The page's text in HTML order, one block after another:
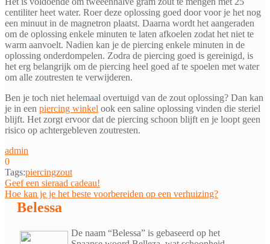
centiliter heet water. Roer deze oplossing goed door voor je het nog
een minuut in de magnetron plaatst. Daarna wordt het aangeraden
om de oplossing enkele minuten te laten afkoelen zodat het niet te
warm aanvoelt. Nadien kan je de piercing enkele minuten in de
oplossing onderdompelen. Zodra de piercing goed is gereinigd, is
het erg belangrijk om de piercing heel goed af te spoelen met water
om alle zoutresten te verwijderen.
Ben je toch niet helemaal overtuigd van de zout oplossing? Dan kan
je in een piercing winkel ook een saline oplossing vinden die steriel
blijft. Het zorgt ervoor dat de piercing schoon blijft en je loopt geen
risico op achtergebleven zoutresten.
admin
0
Tags:piercingzout
Bericht
navigatie
Geef een sieraad cadeau!
Hoe kan je je het beste voorbereiden op een verhuizing?
Belessa
De naam “Belessa” is gebaseerd op het